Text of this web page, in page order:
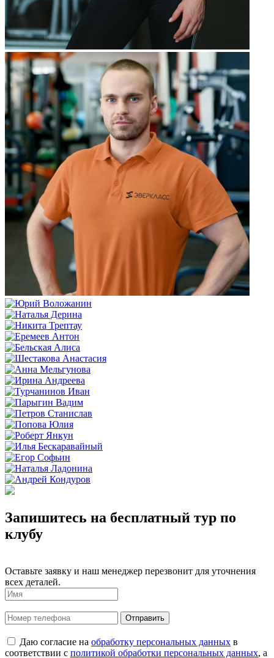
Запишитесь на бесплатный тур по
клубу
Оставьте заявку и наш менеджер перезвонит для уточнения
всех деталей.
Даю согласие на обработку персональных данных в
соответствии с политикой обработки персональных данных, а